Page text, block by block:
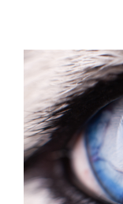
Termine